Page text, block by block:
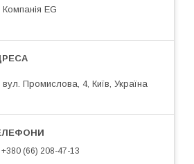
Компанія EG
вул. Промислова, 4, Київ, Україна
+380 (66) 208-47-13